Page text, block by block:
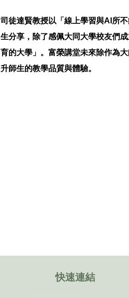
司徒達賢教授以「線上學習與AI所
生分享，除了感佩大同大學校友們
育的大學」。富榮講堂未來除作為
升師生的教學品質與體驗。
快速連結